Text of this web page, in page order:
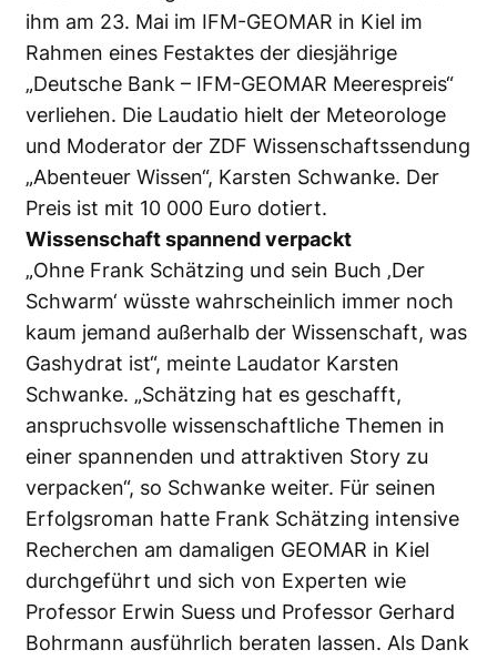
ihm am 23. Mai im IFM-GEOMAR in Kiel im
Rahmen eines Festaktes der diesjährige
„Deutsche Bank – IFM-GEOMAR Meerespreis“
verliehen. Die Laudatio hielt der Meteorologe
und Moderator der ZDF Wissenschaftssendung
„Abenteuer Wissen“, Karsten Schwanke. Der
Preis ist mit 10 000 Euro dotiert.
Wissenschaft spannend verpackt
„Ohne Frank Schätzing und sein Buch ‚Der
Schwarm‘ wüsste wahrscheinlich immer noch
kaum jemand außerhalb der Wissenschaft, was
Gashydrat ist“, meinte Laudator Karsten
Schwanke. „Schätzing hat es geschafft,
anspruchsvolle wissenschaftliche Themen in
einer spannenden und attraktiven Story zu
verpacken“, so Schwanke weiter. Für seinen
Erfolgsroman hatte Frank Schätzing intensive
Recherchen am damaligen GEOMAR in Kiel
durchgeführt und sich von Experten wie
Professor Erwin Suess und Professor Gerhard
Bohrmann ausführlich beraten lassen. Als Dank